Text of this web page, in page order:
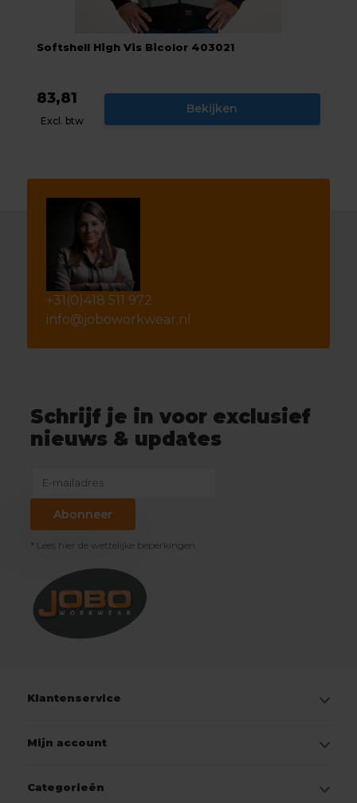
Softshell High Vis Bicolor 403021
83,81
Excl. btw
Bekijken
+31(0)418 511 972
info@joboworkwear.nl
Schrijf je in voor exclusief
nieuws & updates
Abonneer
* Lees hier de wettelijke beperkingen
Klantenservice
Mijn account
Categorieën